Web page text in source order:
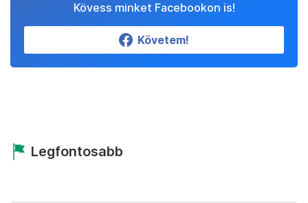
Kövess minket Facebookon is!
Követem!
Legfontosabb